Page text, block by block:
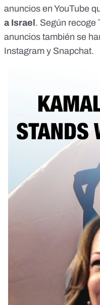
anuncios en YouTube
a Israel. Según recoge
anuncios también se
Instagram y Snapchat.